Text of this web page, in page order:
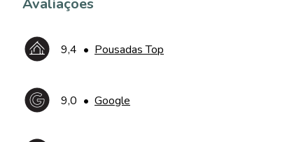
Avaliações
9,4 • Pousadas Top
9,0 • Google